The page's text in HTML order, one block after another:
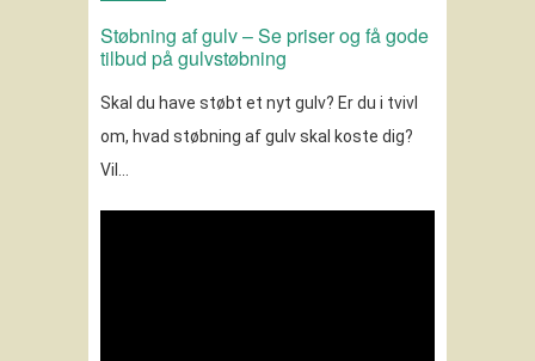
Støbning af gulv – Se priser og få gode
tilbud på gulvstøbning
Skal du have støbt et nyt gulv? Er du i tvivl
om, hvad støbning af gulv skal koste dig?
Vil…